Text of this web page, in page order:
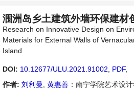
涠洲岛乡土建筑外墙环保建材
Research on Innovative Design on
Materials for External Walls of
Island
DOI: 10.12677/ULU.2021.91002 PDF,
作者: 刘利曼 黄惠善 ：南宁学院艺术设